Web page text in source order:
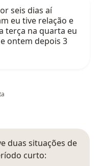
seis dias aí
eu tive relação e
terça na quarta eu
ontem depois 3
duas situações de
curto: